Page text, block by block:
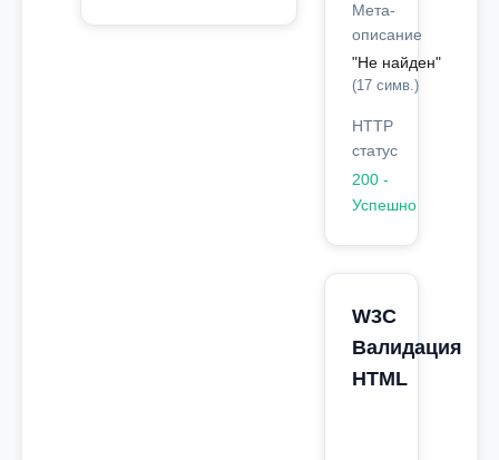
Мета-
описание
"Не найден"
(17 симв.)
HTTP
статус
200 -
Успешно
W3C
Валидация
HTML